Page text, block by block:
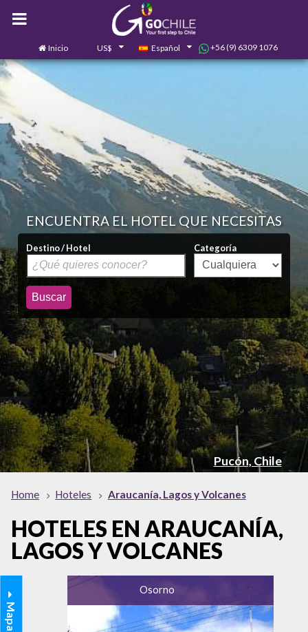
Inicio US$ Español +56 (9) 6309 1076
Pucón, Chile
ENCUENTRA EL HOTEL QUE NECESITAS
Destino / Hotel Categoría
Home Hoteles Araucanía, Lagos y Volcanes
HOTELES EN ARAUCANÍA,
LAGOS Y VOLCANES
Mapa
Osorno